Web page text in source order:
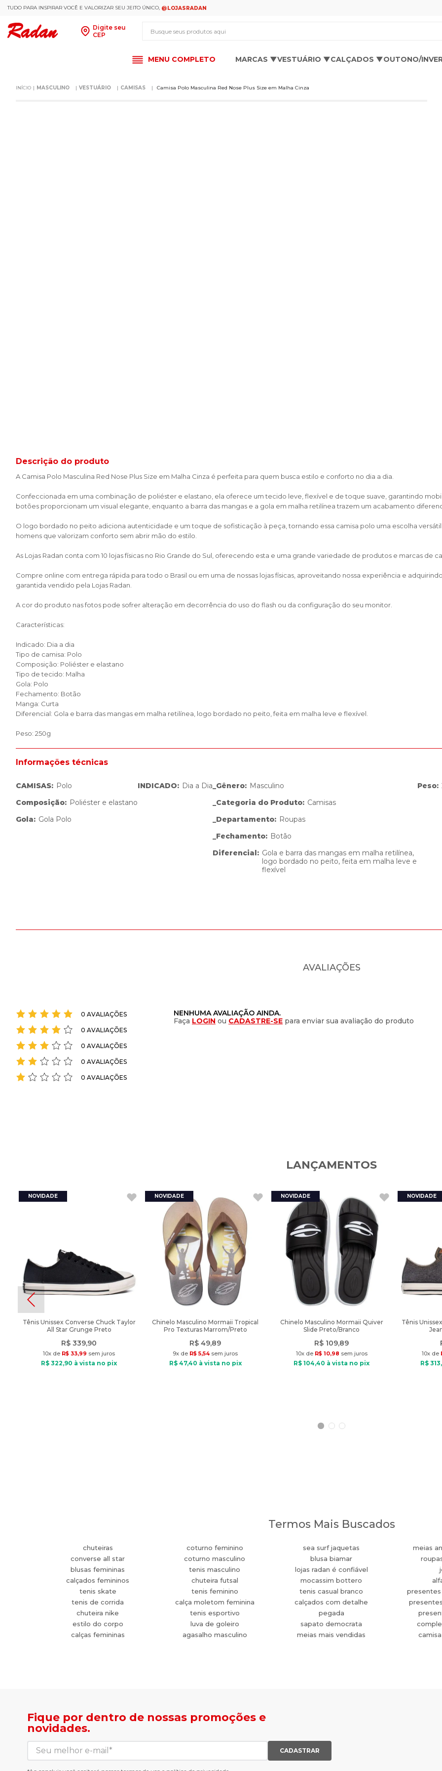
TUDO PARA INSPIRAR VOCÊ E VALORIZAR SEU JEITO ÚNICO, @LOJASRADAN
Digite seu
CEP
MENU COMPLETO MARCAS ▼VESTUÁRIO ▼CALÇADOS ▼OUTONO/
MASCULINO VESTUÁRIO CAMISAS Camisa Polo Masculina Red Nose Plus Size em Malha Cinza
Descrição do produto
A Camisa Polo Masculina Red Nose Plus Size em Malha Cinza é perfeita para quem busca estilo e conforto no dia a dia.
Confeccionada em uma combinação de poliéster e elastano, ela oferece um tecido leve, flexível e de toque suave, garantindo
botões proporcionam um visual elegante, enquanto a barra das mangas e a gola em malha retilínea trazem um acabamento
O logo bordado no peito adiciona autenticidade e um toque de sofisticação à peça, tornando essa camisa polo uma escolha
homens que valorizam conforto sem abrir mão do estilo.
As Lojas Radan conta com 10 lojas físicas no Rio Grande do Sul, oferecendo esta e uma grande variedade de produtos e marcas de
Compre online com entrega rápida para todo o Brasil ou em uma de nossas lojas físicas, aproveitando nossa experiência e
garantida vendido pela Lojas Radan.
A cor do produto nas fotos pode sofrer alteração em decorrência do uso do flash ou da configuração do seu monitor.
Características:
Indicado: Dia a dia
Tipo de camisa: Polo
Composição: Poliéster e elastano
Tipo de tecido: Malha
Gola: Polo
Fechamento: Botão
Manga: Curta
Diferencial: Gola e barra das mangas em malha retilínea, logo bordado no peito, feita em malha leve e flexível.
Peso: 250g
Informações técnicas
CAMISAS: Polo
Composição: Poliéster e elastano
Gola: Gola Polo
INDICADO: Dia a Dia _Gênero: Masculino
_Categoria do Produto: Camisas
_Departamento: Roupas
_Fechamento: Botão
Diferencial: Gola e barra das mangas em malha retilínea,
logo bordado no peito, feita em malha leve e
flexível
Peso:
AVALIAÇÕES
0 AVALIAÇÕES
0 AVALIAÇÕES
0 AVALIAÇÕES
0 AVALIAÇÕES
0 AVALIAÇÕES
NENHUMA AVALIAÇÃO AINDA.
Faça LOGIN ou CADASTRE-SE para enviar sua avaliação do produto
LANÇAMENTOS
Tênis Unissex Converse Chuck Taylor
All Star Grunge Preto
R$ 339,90
10x de R$ 33,99 sem juros
R$ 322,90 à vista no pix
Chinelo Masculino Mormaii Tropical
Pro Texturas Marrom/Preto
R$ 49,89
9x de R$ 5,54 sem juros
R$ 47,40 à vista no pix
Chinelo Masculino Mormaii Quiver
Slide Preto/Branco
R$ 109,89
10x de R$ 10,98 sem juros
R$ 104,40 à vista no pix
Tênis
10x de
R$ 313,
Termos Mais Buscados
chuteiras
converse all star
blusas femininas
calçados femininos
tenis skate
tenis de corrida
chuteira nike
estilo do corpo
calças femininas
coturno feminino
coturno masculino
tenis masculino
chuteira futsal
tenis feminino
calça moletom feminina
tenis esportivo
luva de goleiro
agasalho masculino
sea surf jaquetas
blusa biamar
lojas radan é confiável
mocassim bottero
tenis casual branco
calçados com detalhe
pegada
sapato democrata
meias mais vendidas
meias
presentes
Fique por dentro de nossas promoções e
novidades.
CADASTRAR